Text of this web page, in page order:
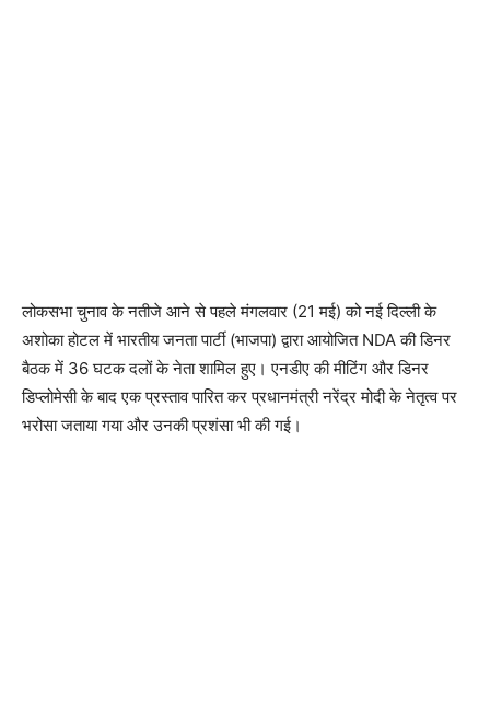
लोकसभा चुनाव के नतीजे आने से पहले मंगलवार (21 मई) को नई दिल्ली के
अशोका होटल में भारतीय जनता पार्टी (भाजपा) द्वारा आयोजित NDA की डिनर
बैठक में 36 घटक दलों के नेता शामिल हुए। एनडीए की मीटिंग और डिनर
डिप्लोमेसी के बाद एक प्रस्ताव पारित कर प्रधानमंत्री नरेंद्र मोदी के नेतृत्व पर
भरोसा जताया गया और उनकी प्रशंसा भी की गई।